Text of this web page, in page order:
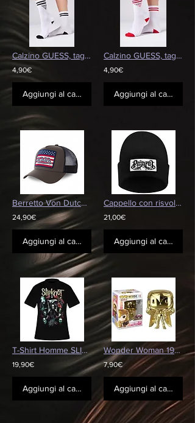
Calzino GUESS, taglia unica, Donna
4,90€
Aggiungi al carrello
Calzino GUESS, taglia unica, Donna
4,90€
Aggiungi al carrello
Berretto Von Dutch adulto grigio America
24,90€
Aggiungi al carrello
Cappello con risvolto PAINFUL - Patch
21,00€
Aggiungi al carrello
T-Shirt Homme SLIPKNOT - "Come Play Dying"
19,90€
Aggiungi al carrello
Wonder Woman 1984 - Armure dorée de Wonder Woman
7,90€
Aggiungi al carrello